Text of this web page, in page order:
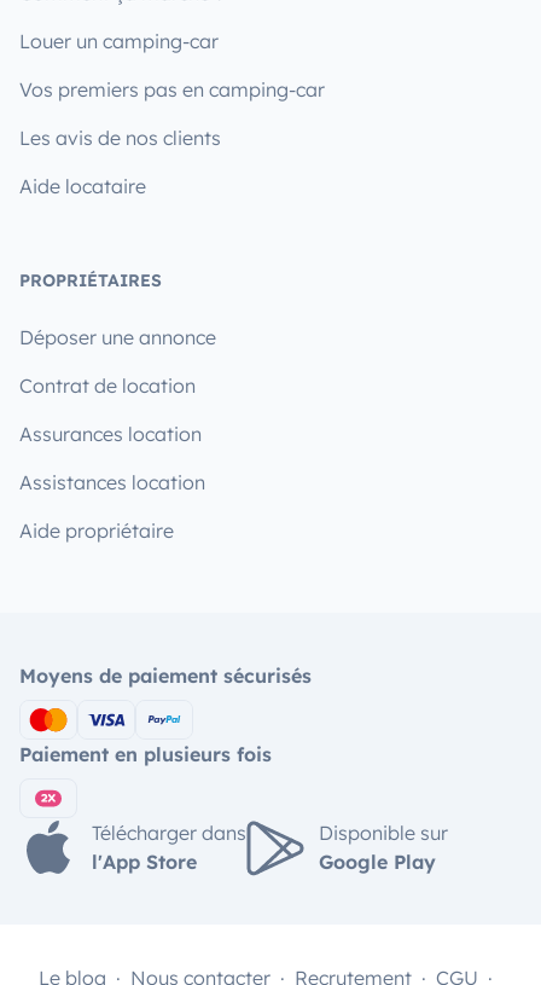
Louer un camping-car
Vos premiers pas en camping-car
Les avis de nos clients
Aide locataire
PROPRIÉTAIRES
Déposer une annonce
Contrat de location
Assurances location
Assistances location
Aide propriétaire
Moyens de paiement sécurisés
Paiement en plusieurs fois
Télécharger dans
l'App Store
Disponible sur
Google Play
Le blog Nous contacter Recrutement CGU